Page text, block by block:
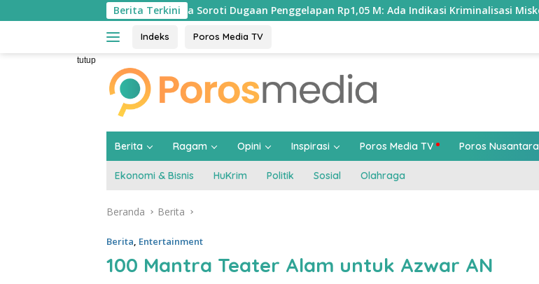
ke
Berita Terkini
Bangsa Soroti Dugaan Penggelapan Rp1,05 M: Ada Indikasi Kriminalisasi Miskomunikasi Internal?
Indeks Poros Media TV
tutup
Berita Ragam Opini Inspirasi Poros Media TV Poros Nusantara
Ekonomi & Bisnis HuKrim Politik Sosial Olahraga
Beranda Berita
Berita, Entertainment
100 Mantra Teater Alam untuk Azwar AN